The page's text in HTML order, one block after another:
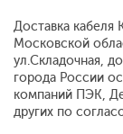
Доставка кабеля
Московской
ул.Складочная,
города России
компаний ПЭК,
других по